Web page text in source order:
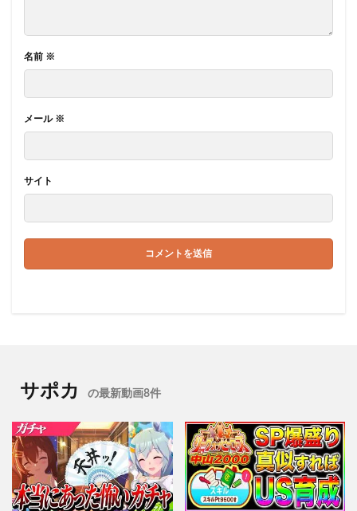
名前 ※
メール ※
サイト
サポカ の最新動画8件